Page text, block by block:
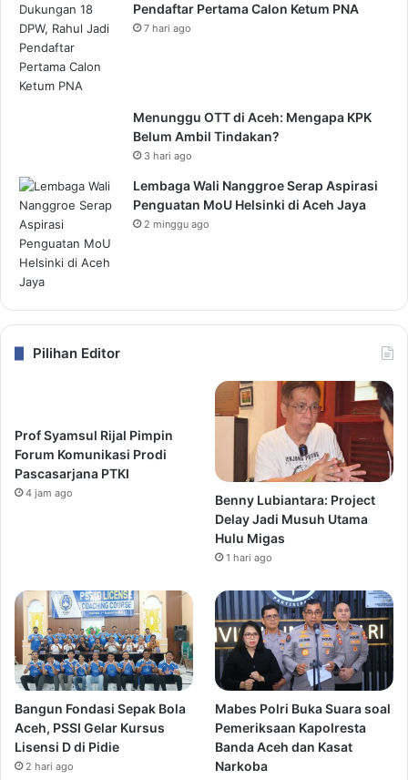
Pendaftar Pertama Calon Ketum PNA
7 hari ago
Menunggu OTT di Aceh: Mengapa KPK
Belum Ambil Tindakan?
3 hari ago
Lembaga Wali Nanggroe Serap Aspirasi
Penguatan MoU Helsinki di Aceh Jaya
2 minggu ago
Pilihan Editor
Prof Syamsul Rijal Pimpin
Forum Komunikasi Prodi
Pascasarjana PTKI
4 jam ago
Benny Lubiantara: Project
Delay Jadi Musuh Utama
Hulu Migas
1 hari ago
Bangun Fondasi Sepak Bola
Aceh, PSSI Gelar Kursus
Lisensi D di Pidie
2 hari ago
Mabes Polri Buka Suara soal
Pemeriksaan Kapolresta
Banda Aceh dan Kasat
Narkoba